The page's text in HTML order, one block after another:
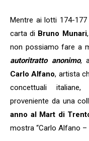
Mentre ai lotti 174-
carta di Bruno Munari
non possiamo fare a
autoritratto anonimo,
Carlo Alfano, artista
concettuali
proveniente da una
anno al Mart di
mostra “Carlo Alfano